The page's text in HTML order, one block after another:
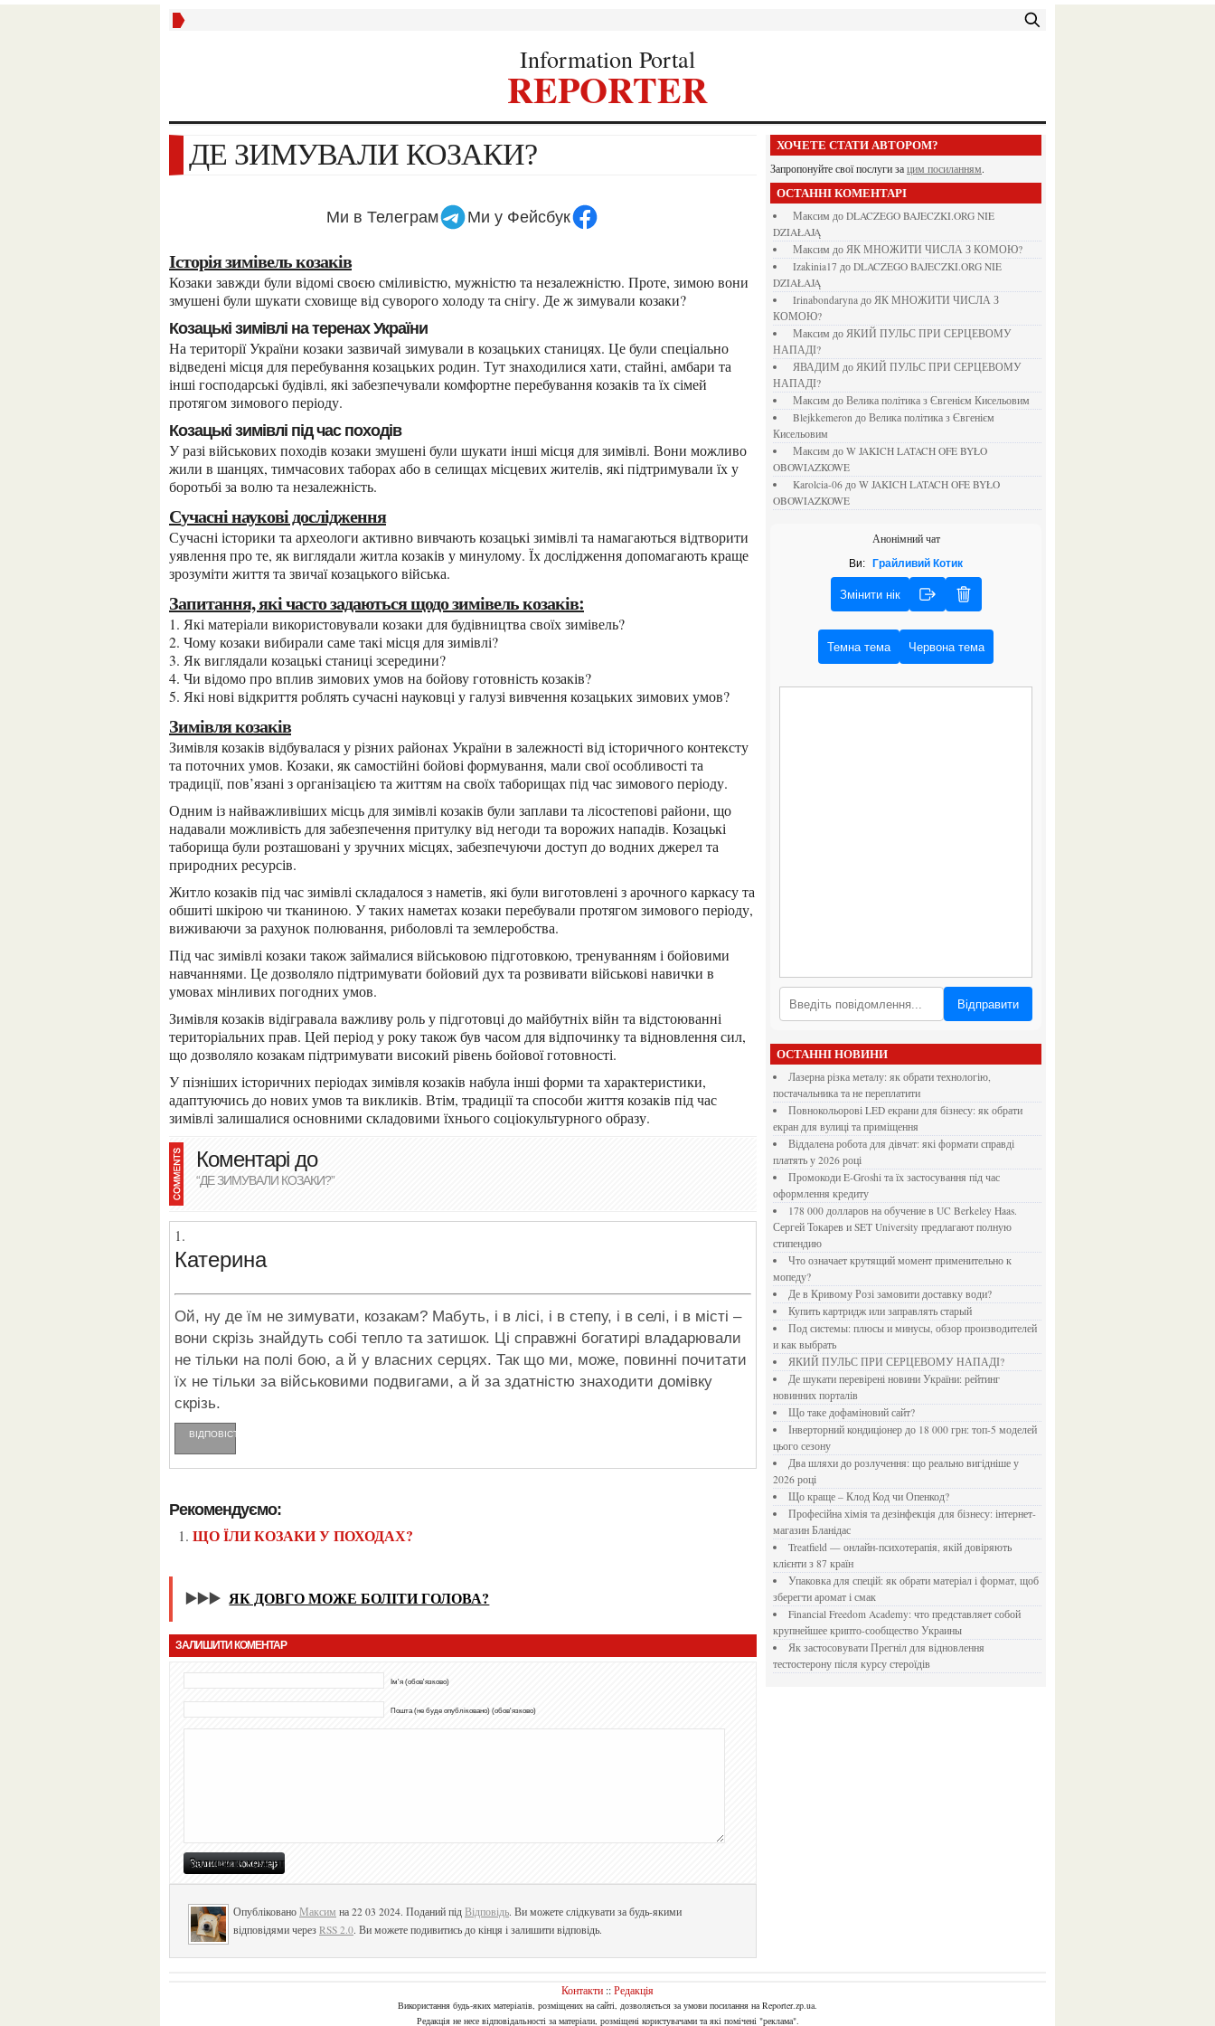
Information Portal
REPORTER
ДЕ ЗИМУВАЛИ КОЗАКИ?
Ми в Телеграм Ми у Фейсбук
Історія зимівель козаків
Козаки завжди були відомі своєю сміливістю, мужністю та незалежністю. Проте, зимою вони
змушені були шукати сховище від суворого холоду та снігу. Де ж зимували козаки?
Козацькі зимівлі на теренах України
На території України козаки зазвичай зимували в козацьких станицях. Це були спеціально
відведені місця для перебування козацьких родин. Тут знаходилися хати, стайні, амбари та
інші господарські будівлі, які забезпечували комфортне перебування козаків та їх сімей
протягом зимового періоду.
Козацькі зимівлі під час походів
У разі військових походів козаки змушені були шукати інші місця для зимівлі. Вони можливо
жили в шанцях, тимчасових таборах або в селищах місцевих жителів, які підтримували їх у
боротьбі за волю та незалежність.
Сучасні наукові дослідження
Сучасні історики та археологи активно вивчають козацькі зимівлі та намагаються відтворити
уявлення про те, як виглядали житла козаків у минулому. Їх дослідження допомагають краще
зрозуміти життя та звичаї козацького війська.
Запитання, які часто задаються щодо зимівель козаків:
1. Які матеріали використовували козаки для будівництва своїх зимівель?
2. Чому козаки вибирали саме такі місця для зимівлі?
3. Як виглядали козацькі станиці зсередини?
4. Чи відомо про вплив зимових умов на бойову готовність козаків?
5. Які нові відкриття роблять сучасні науковці у галузі вивчення козацьких зимових умов?
Зимівля козаків
Зимівля козаків відбувалася у різних районах України в залежності від історичного контексту
та поточних умов. Козаки, як самостійні бойові формування, мали свої особливості та
традиції, пов’язані з організацією та життям на своїх таборищах під час зимового періоду.
Одним із найважливіших місць для зимівлі козаків були заплави та лісостепові райони, що
надавали можливість для забезпечення притулку від негоди та ворожих нападів. Козацькі
таборища були розташовані у зручних місцях, забезпечуючи доступ до водних джерел та
природних ресурсів.
Житло козаків під час зимівлі складалося з наметів, які були виготовлені з арочного каркасу та
обшиті шкірою чи тканиною. У таких наметах козаки перебували протягом зимового періоду,
виживаючи за рахунок полювання, риболовлі та землеробства.
Під час зимівлі козаки також займалися військовою підготовкою, тренуванням і бойовими
навчаннями. Це дозволяло підтримувати бойовий дух та розвивати військові навички в
умовах мінливих погодних умов.
Зимівля козаків відігравала важливу роль у підготовці до майбутніх війн та відстоюванні
територіальних прав. Цей період у року також був часом для відпочинку та відновлення сил,
що дозволяло козакам підтримувати високий рівень бойової готовності.
У пізніших історичних періодах зимівля козаків набула інші форми та характеристики,
адаптуючись до нових умов та викликів. Втім, традиції та способи життя козаків під час
зимівлі залишалися основними складовими їхнього соціокультурного образу.
Коментарі до
“ДЕ ЗИМУВАЛИ КОЗАКИ?”
Катерина
Ой, ну де їм не зимувати, козакам? Мабуть, і в лісі, і в степу, і в селі, і в місті –
вони скрізь знайдуть собі тепло та затишок. Ці справжні богатирі владарювали
не тільки на полі бою, а й у власних серцях. Так що ми, може, повинні почитати
їх не тільки за військовими подвигами, а й за здатністю знаходити домівку
скрізь.
ВІДПОВІCТИ
Рекомендуємо:
ЩО ЇЛИ КОЗАКИ У ПОХОДАХ?
▶️▶️▶️ ЯК ДОВГО МОЖЕ БОЛІТИ ГОЛОВА?
ЗАЛИШИТИ КОМЕНТАР
Ім'я (обов'язково)
Пошта (не буде опубліковано) (обов'язково)
Опубліковано Максим на 22 03 2024. Поданий під Відповідь. Ви можете слідкувати за будь-якими
відповідями через RSS 2.0. Ви можете подивитись до кінця і залишити відповідь.
ХОЧЕТЕ СТАТИ АВТОРОМ?
Запропонуйте свої послуги за цим посиланням.
ОСТАННІ КОМЕНТАРІ
Максим до DLACZEGO BAJECZKI.ORG NIE
DZIAŁAJĄ
Максим до ЯК МНОЖИТИ ЧИСЛА З КОМОЮ?
izakinia17 до DLACZEGO BAJECZKI.ORG NIE
DZIAŁAJĄ
irinabondarynaдо ЯК МНОЖИТИ ЧИСЛА З
КОМОЮ?
Максим до ЯКИЙ ПУЛЬС ПРИ СЕРЦЕВОМУ
НАПАДІ?
ЯВАДИМ до ЯКИЙ ПУЛЬС ПРИ СЕРЦЕВОМУ
НАПАДІ?
Максим до Велика політика з Євгенієм Кисельовим
blejkkemeronдо Велика політика з Євгенієм
Кисельовим
Максим до W JAKICH LATACH OFE BYŁO
OBOWIAZKOWE
karolcia-06до W JAKICH LATACH OFE BYŁO
OBOWIAZKOWE
Анонімний чат
Ви: Грайливий Котик
Змінити нік
Темна тема Червона тема
Відправити
ОСТАННІ НОВИНИ
Лазерна різка металу: як обрати технологію,
постачальника та не переплатити
Повнокольорові LED екрани для бізнесу: як обрати
екран для вулиці та приміщення
Віддалена робота для дівчат: які формати справді
платять у 2026 році
Промокоди E-Groshi та їх застосування під час
оформлення кредиту
178 000 долларов на обучение в UC Berkeley Haas.
Сергей Токарев и SET University предлагают полную
стипендию
Что означает крутящий момент применительно к
мопеду?
Де в Кривому Розі замовити доставку води?
Купить картридж или заправлять старый
Под системы: плюсы и минусы, обзор производителей
и как выбрать
ЯКИЙ ПУЛЬС ПРИ СЕРЦЕВОМУ НАПАДІ?
Де шукати перевірені новини України: рейтинг
новинних порталів
Що таке дофаміновий сайт?
Інверторний кондиціонер до 18 000 грн: топ-5 моделей
цього сезону
Два шляхи до розлучення: що реально вигідніше у
2026 році
Що краще – Клод Код чи Опенкод?
Професійна хімія та дезінфекція для бізнесу: інтернет-
магазин Бланідас
Treatfield — онлайн-психотерапія, якій довіряють
клієнти з 87 країн
Упаковка для спецій: як обрати матеріал і формат, щоб
зберегти аромат і смак
Financial Freedom Academy: что представляет собой
крупнейшее крипто-сообщество Украины
Як застосовувати Прегніл для відновлення
тестостерону після курсу стероїдів
Контакти ::Редакція
Використання будь-яких матеріалів, розміщених на сайті, дозволяється за умови посилання на Reporter.zp.ua.
Редакція не несе відповідальності за матеріали, розміщені користувачами та які помічені "реклама".